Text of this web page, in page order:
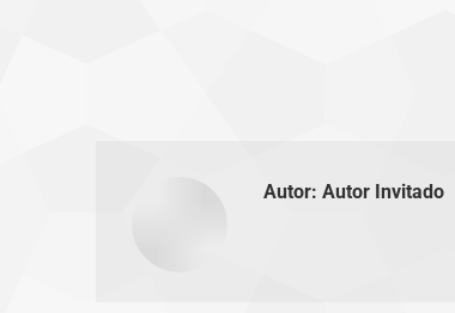
Autor: Autor Invitado